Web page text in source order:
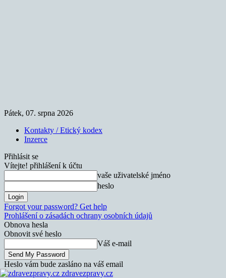
Pátek, 07. srpna 2026
Kontakty / Etický kodex
Inzerce
Přihlásit se
Vítejte! přihlášení k účtu
vaše uživatelské jméno
heslo
Forgot your password? Get help
Prohlášení o zásadách ochrany osobních údajů
Obnova hesla
Obnovit své heslo
Váš e-mail
Heslo vám bude zasláno na váš email
zdravezpravy.cz